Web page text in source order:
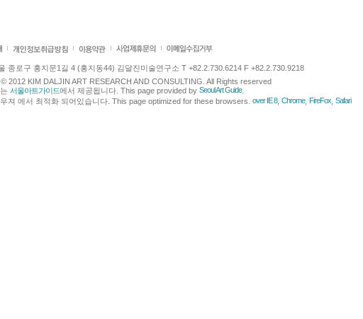
종로구 홍지문1길 4 (홍지동44) 김달진미술연구소 T +82.2.730.6214 F +82.2.730.9218
2012 KIM DALJIN ART RESEARCH AND CONSULTING. All Rights reserved
서울아트가이드에서 제공됩니다. This page provided by Seoul Art Guide.
져 에서 최적화 되어있습니다. This page optimized for these browsers. over IE 8, Chrome, FireFox Safari